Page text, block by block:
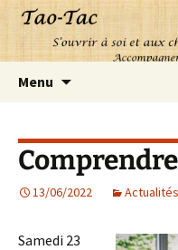
Menu
13/06/2022 Actualités
Samedi 23